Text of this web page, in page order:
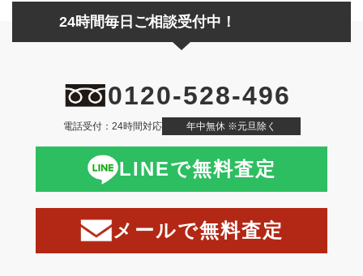
24時間毎日ご相談受付中！
0120-528-496
電話受付：24時間対応 年中無休 ※元旦除く
LINEで無料査定
メールで無料査定